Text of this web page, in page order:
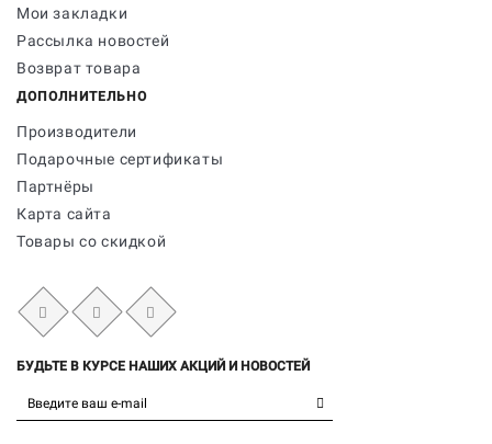
Мои закладки
Рассылка новостей
Возврат товара
ДОПОЛНИТЕЛЬНО
Производители
Подарочные сертификаты
Партнёры
Карта сайта
Товары со скидкой
БУДЬТЕ В КУРСЕ НАШИХ АКЦИЙ И НОВОСТЕЙ